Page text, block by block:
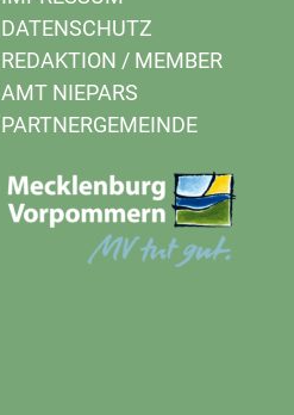
DATENSCHUTZ
REDAKTION / MEMBER
AMT NIEPARS
PARTNERGEMEINDE